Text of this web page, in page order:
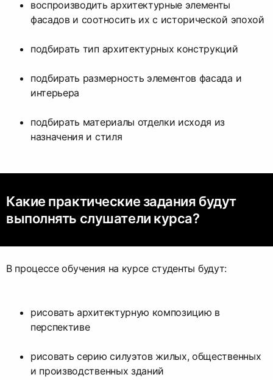
воспроизводить архитектурные элементы
фасадов и соотносить их с исторической эпохой
подбирать тип архитектурных конструкций
подбирать размерность элементов фасада и
интерьера
подбирать материалы отделки исходя из
назначения и стиля
Какие практические задания будут
выполнять слушатели курса?
В процессе обучения на курсе студенты будут:
рисовать архитектурную композицию в
перспективе
рисовать серию силуэтов жилых, общественных
и производственных зданий